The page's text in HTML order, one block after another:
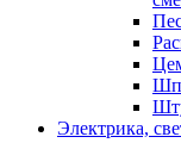
Электрика,